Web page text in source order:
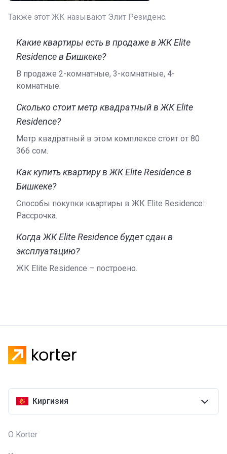
предоставляется в индивидуальном порядке.
Комплекс построен предприятием «Байташ групп»,
занимающимся сооружением элитного жилья на
застройщике можно найти на официальном сайте.
Также этот ЖК называют Элит Резиденс.
Какие квартиры есть в продаже в ЖК Elite
Residence в Бишкеке?
В продаже 2-комнатные, 3-комнатные, 4-
комнатные.
Сколько стоит метр квадратный в ЖК Elite
Residence?
Метр квадратный в этом комплексе стоит от ‍80
366 сом.
Как купить квартиру в ЖК Elite Residence в
Бишкеке?
Способы покупки квартиры в ЖК Elite Residence:
Рассрочка.
Когда ЖК Elite Residence будет сдан в
эксплуатацию?
ЖК Elite Residence – построено.
Киргизия
О Korter